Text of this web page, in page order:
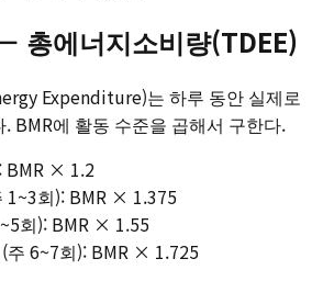
총에너지소비량(TDEE)
Expenditure)는 하루 동안 실제로
BMR에 활동 수준을 곱해서 구한다.
BMR × 1.2
1~3회): BMR × 1.375
회): BMR × 1.55
주 6~7회): BMR × 1.725